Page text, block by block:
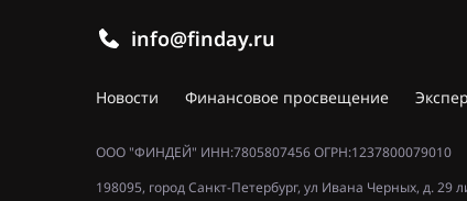
info@finday.ru
Новости Финансовое просвещение
ООО "ФИНДЕЙ" ИНН:7805807456 ОГРН:1237800079010
198095, город Санкт-Петербург, ул Ивана Черных, д.